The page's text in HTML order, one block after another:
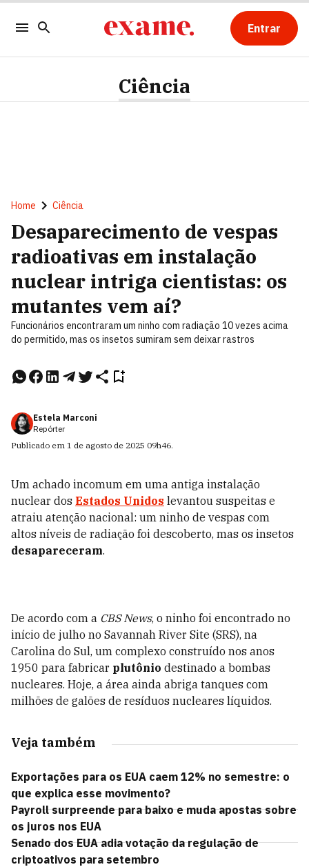
Entrar
Ciência
Home Ciência
Desaparecimento de vespas
radioativas em instalação
nuclear intriga cientistas: os
mutantes vem aí?
Funcionários encontraram um ninho com radiação 10 vezes acima
do permitido, mas os insetos sumiram sem deixar rastros
Estela Marconi
Repórter
Publicado em 1 de agosto de 2025 09h46.
Um achado incomum em uma antiga instalação
nuclear dos Estados Unidos levantou suspeitas e
atraiu atenção nacional: um ninho de vespas com
altos níveis de radiação foi descoberto, mas os insetos
desapareceram.
De acordo com a CBS News, o ninho foi encontrado no
início de julho no Savannah River Site (SRS), na
Carolina do Sul, um complexo construído nos anos
1950 para fabricar plutônio destinado a bombas
nucleares. Hoje, a área ainda abriga tanques com
milhões de galões de resíduos nucleares líquidos.
Veja também
Exportações para os EUA caem 12% no semestre: o
que explica esse movimento?
Payroll surpreende para baixo e muda apostas sobre
os juros nos EUA
Senado dos EUA adia votação da regulação de
criptoativos para setembro